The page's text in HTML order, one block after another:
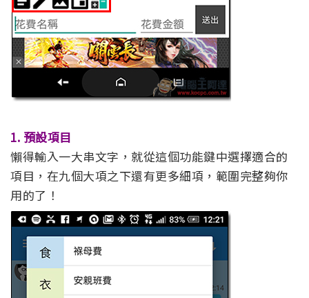
1. 預設項目
懶得輸入一大串文字，就從這個功能鍵中選擇適合的
項目，在九個大項之下還有更多細項，範圍完整夠你
用的了！